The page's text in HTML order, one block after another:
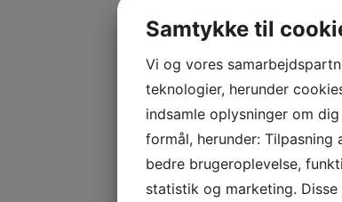
Samtykke til
Vi og vores
teknologier, herunder
indsamle oplysninger om
formål, herunder: Tilpasning
bedre brugeroplevelse,
statistik og marketing.